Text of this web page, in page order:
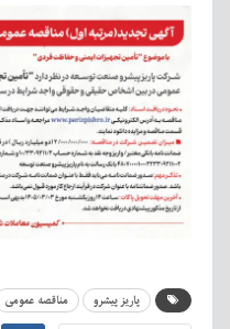
پاریز پیشرو مناقصه عمومی